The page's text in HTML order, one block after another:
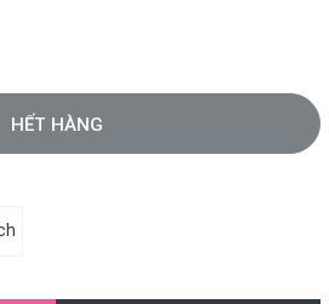
HẾT HÀNG